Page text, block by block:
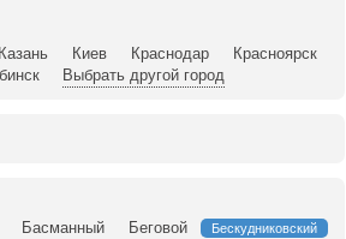
Казань Киев Краснодар
Красноярск
Выбрать другой город
Басманный Беговой Бескудниковский